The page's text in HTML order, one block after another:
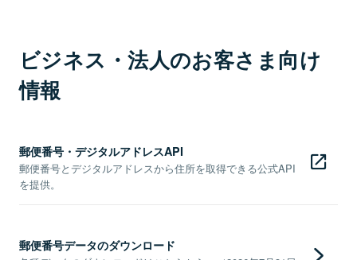
ビジネス・法人のお客さま向け
情報
郵便番号・デジタルアドレスAPI
郵便番号とデジタルアドレスから住所を取得できる公式API
を提供。
郵便番号データのダウンロード